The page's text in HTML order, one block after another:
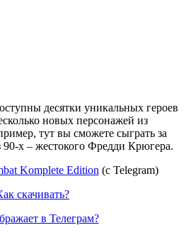
десятки уникальных героев
новых персонажей из
тут вы сможете сыграть за
90-х – жестокого Фредди Крюгера.
Komplete Edition (c Telegram)
скачивать?
в Телеграм?